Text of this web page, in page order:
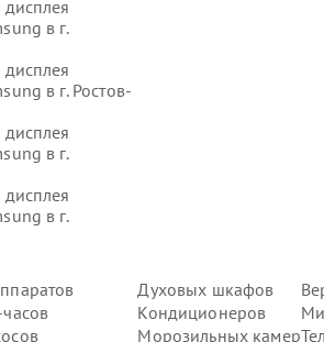
Духовых шкафов
Кондиционеров
Морозильных камер
в г.
в г. Ростов-
в г.
в г.
в г.
в г.
Воронеж